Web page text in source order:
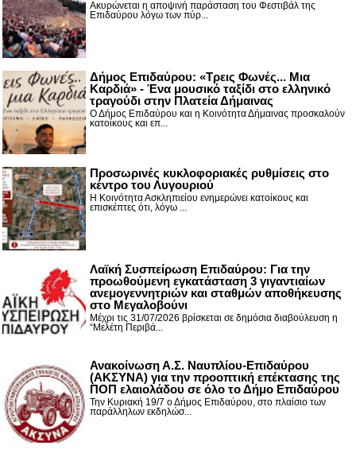
Ακυρώνεται η αποψινή παράσταση του Φεστιβάλ της
Επιδαύρου λόγω των πύρ...
Δήμος Επιδαύρου: «Τρεις Φωνές... Μια
Καρδιά» - Ένα μουσικό ταξίδι στο ελληνικό
τραγούδι στην Πλατεία Δήμαινας
Ο Δήμος Επιδαύρου και η Κοινότητα Δήμαινας προσκαλούν
κατοίκους και επ...
Προσωρινές κυκλοφοριακές ρυθμίσεις στο
κέντρο του Λυγουριού
Η Κοινότητα Ασκληπιείου ενημερώνει κατοίκους και
επισκέπτες ότι, λόγω ...
Λαϊκή Συσπείρωση Επιδαύρου: Για την
προωθούμενη εγκατάσταση 3 γιγαντιαίων
ανεμογεννητριών και σταθμών αποθήκευσης
στο Μεγαλοβούνι
Μέχρι τις 31/07/2026 βρίσκεται σε δημόσια διαβούλευση η
“Μελέτη Περιβά...
Ανακοίνωση Α.Σ. Ναυπλίου-Επιδαύρου
(ΑΚΣΥΝΑ) για την προοπτική επέκτασης της
ΠΟΠ ελαιολάδου σε όλο το Δήμο Επιδαύρου
Την Κυριακή 19/7 ο Δήμος Επιδαύρου, στο πλαίσιο των
παράλληλων εκδηλώσ...